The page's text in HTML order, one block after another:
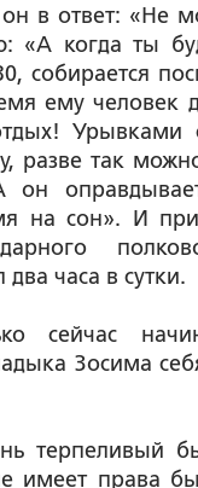
в ответ: «Не
«А когда ты
собирается
ему человек
Урывками
разве так
он
на сон». И
часа в сутки.
сейчас
Зосима
терпеливый
имеет права